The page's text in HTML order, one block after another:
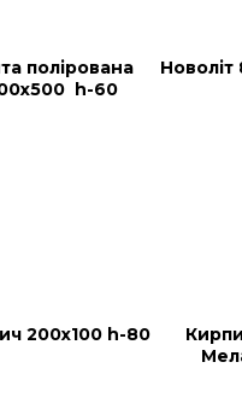
полірована
h-60
200х100 h-80